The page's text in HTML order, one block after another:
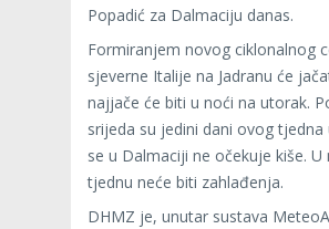
Popadić za Dalmaciju danas.
Formiranjem novog ciklonalnog
sjeverne Italije na Jadranu će
najjače će biti u noći na utorak.
srijeda su jedini dani ovog tjedna
se u Dalmaciji ne očekuje kiše. U
tjednu neće biti zahlađenja.
DHMZ je, unutar sustava